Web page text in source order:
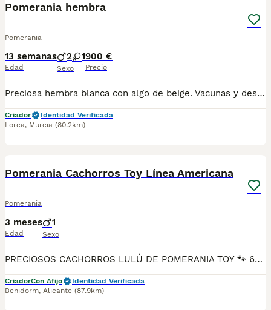
Pomerania hembra
Pomerania
13 semanas
Edad
2 1
Sexo
900 €
Precio
Preciosa hembra blanca con algo de beige. Vacunas y desparasitaciones correspondientes a su edad..
Criador
Identidad Verificada
Lorca, Murcia (80.2km)
Pomerania Cachorros Toy Línea Americana
Pomerania
3 meses
Edad
1
Sexo
PRECIOSOS CACHORROS LULÚ DE POMERANIA TOY 🐾 604370339 Luxury Puppies Kennel Benidorm: ​Selección exclusiva de cachorros Pomerania de línea americana Auténticos peluches criados en ambiente familiar, con un pelo espectacular, denso y esponjoso. ​Colores disponibles: Blanco, crema, naranja y sable. ​Se entregan con: Vacunas al día, desparasitación interna/externa, cartilla sanitaria oficial y microchip. ​Garantías: Garantía vírica y genética por escrito. ​Hacemos envíos autorizados a toda España o recogida en mano. ¡Ven a verlos sin compromiso! Máxima seriedad. ​: pomerania toy, lulu de pomerania, pomerania mini, cachorros pomerania, pomerania blanco, comprar pomerania.
CriadorCon Afijo
Identidad Verificada
Benidorm, Alicante (87.9km)